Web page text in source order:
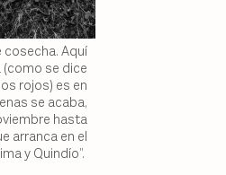
cosecha. Aquí
(como se dice
rojos) es en
se acaba,
hasta
arranca en el
y Quindío”.